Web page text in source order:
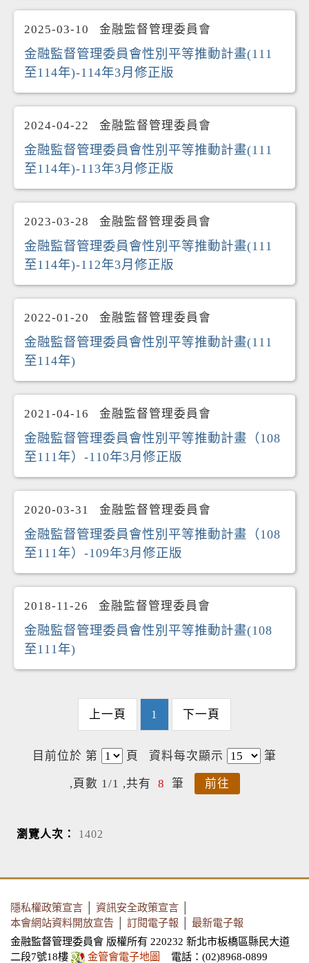
2025-03-10 金融監督管理委員會
金融監督管理委員會性別平等推動計畫(111
至114年)-114年3月修正版
2024-04-22 金融監督管理委員會
金融監督管理委員會性別平等推動計畫(111
至114年)-113年3月修正版
2023-03-28 金融監督管理委員會
金融監督管理委員會性別平等推動計畫(111
至114年)-112年3月修正版
2022-01-20 金融監督管理委員會
金融監督管理委員會性別平等推動計畫(111
至114年)
2021-04-16 金融監督管理委員會
金融監督管理委員會性別平等推動計畫（108
至111年）-110年3月修正版
2020-03-31 金融監督管理委員會
金融監督管理委員會性別平等推動計畫（108
至111年）-109年3月修正版
2018-11-26 金融監督管理委員會
金融監督管理委員會性別平等推動計畫(108
至111年)
上一頁 1 下一頁
目前位於 第 頁 資料每次顯示 筆
,頁數 1/1 ,共有 8 筆 前往
瀏覽人次： 1402
隱私權政策宣言 資訊安全政策宣言
本會網站資料開放宣告
訂閱電子報
最新電子報
金融監督管理委員會 版權所有 220232 新北市板橋區縣民大道
二段7號18樓
金管會電子地圖 電話：(02)8968-0899